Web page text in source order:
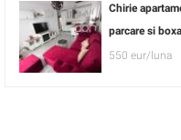
Chirie
parcare si
550 eur/luna